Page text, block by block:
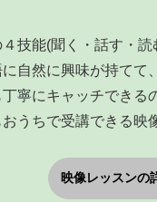
技能(聞く・話す・
自然に興味が持てて
寧にキャッチできる
うちで受講できる映
映像レッスンの